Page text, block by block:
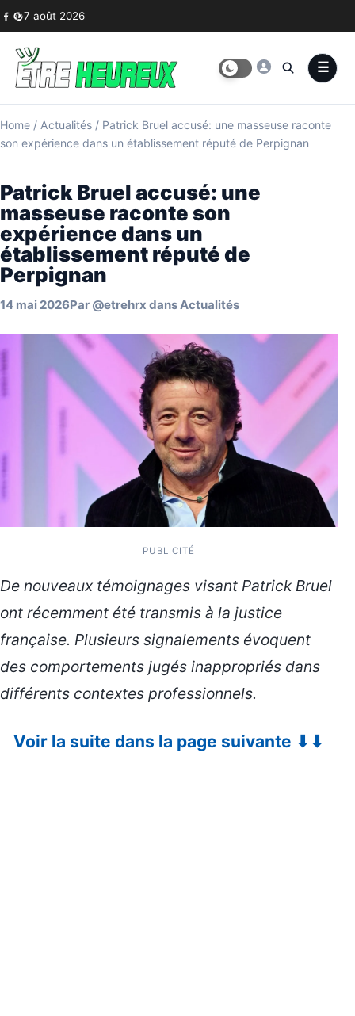
Skip to content
7 août 2026
Home / Actualités / Patrick Bruel accusé: une masseuse raconte
son expérience dans un établissement réputé de Perpignan
Patrick Bruel accusé: une
masseuse raconte son
expérience dans un
établissement réputé de
Perpignan
14 mai 2026Par @etrehrx dansActualités
PUBLICITÉ
De nouveaux témoignages visant Patrick Bruel
ont récemment été transmis à la justice
française. Plusieurs signalements évoquent
des comportements jugés inappropriés dans
différents contextes professionnels.
Voir la suite dans la page suivante ⬇⬇